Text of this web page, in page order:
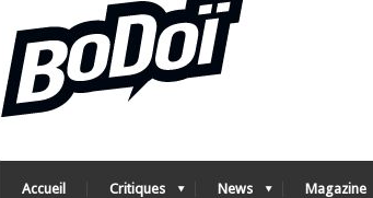
Accueil Critiques News Magazine